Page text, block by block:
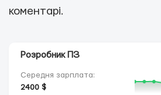
коментарі.
Розробник ПЗ
Середня зарплата:
2400 $